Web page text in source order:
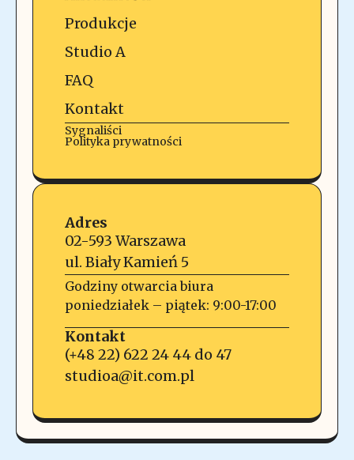
Produkcje
Studio A
FAQ
Kontakt
Sygnaliści
Polityka prywatności
Adres
02-593 Warszawa
ul. Biały Kamień 5
Godziny otwarcia biura
poniedziałek – piątek: 9:00-17:00
Kontakt
(+48 22) 622 24 44 do 47
studioa@it.com.pl